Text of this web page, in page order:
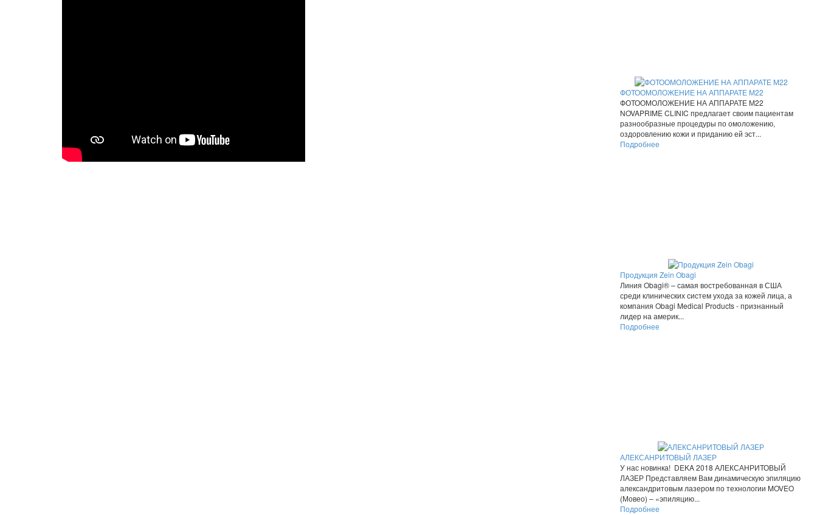
ФОТООМОЛОЖЕНИЕ НА АППАРАТЕ М22
ФОТООМОЛОЖЕНИЕ НА АППАРАТЕ М22
NOVAPRIME CLINIC предлагает своим пациентам
разнообразные процедуры по омоложению,
оздоровлению кожи и приданию ей эст...
Подробнее
Продукция Zein Obagi
Линия Obagi® – самая востребованная в США
среди клинических систем ухода за кожей лица, а
компания Obagi Medical Products - признанный
лидер на америк...
Подробнее
АЛЕКСАНРИТОВЫЙ ЛАЗЕР
У нас новинка! DEKA 2018 АЛЕКСАНРИТОВЫЙ
ЛАЗЕР Представляем Вам динамическую эпиляцию
александритовым лазером по технологии MOVEO
(Мовео) – «эпиляцию...
Подробнее